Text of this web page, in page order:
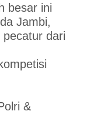
besar ini
Jambi,
pecatur dari
&